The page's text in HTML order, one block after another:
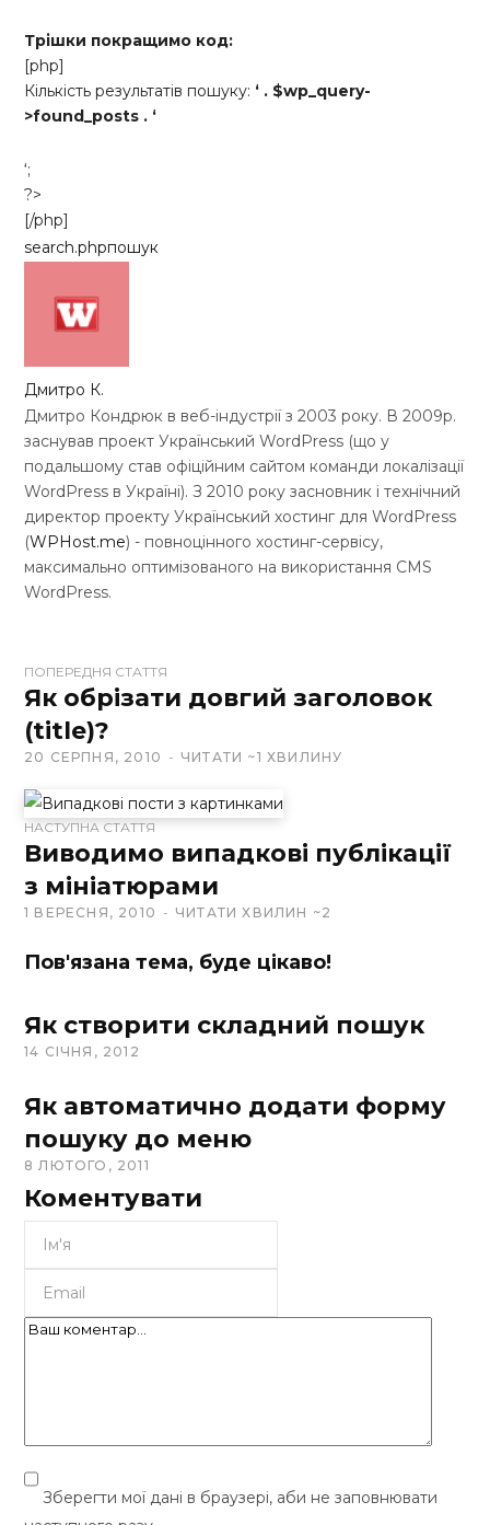
Трішки покращимо код:
[php]
Кількість результатів пошуку: ‘ . $wp_query-
>found_posts . ‘
‘;
?>
[/php]
search.phpпошук
Дмитро К.
Дмитро Кондрюк в веб-індустрії з 2003 року. В 2009р.
заснував проект Український WordPress (що у
подальшому став офіційним сайтом команди локалізації
WordPress в Україні). З 2010 року засновник і технічний
директор проекту Український хостинг для WordPress
(WPHost.me) - повноцінного хостинг-сервісу,
максимально оптимізованого на використання CMS
WordPress.
e
b
s
i
t
e
ПОПЕРЕДНЯ СТАТТЯ
Як обрізати довгий заголовок
(title)?
20 СЕРПНЯ, 2010 ЧИТАТИ ~1 ХВИЛИНУ
НАСТУПНА СТАТТЯ
Виводимо випадкові публікації
з мініатюрами
1 ВЕРЕСНЯ, 2010 ЧИТАТИ ХВИЛИН ~2
Пов'язана тема, буде цікаво!
Як створити складний пошук
14 СІЧНЯ, 2012
Як автоматично додати форму
пошуку до меню
8 ЛЮТОГО, 2011
Коментувати
Зберегти мої дані в браузері, аби не заповнювати